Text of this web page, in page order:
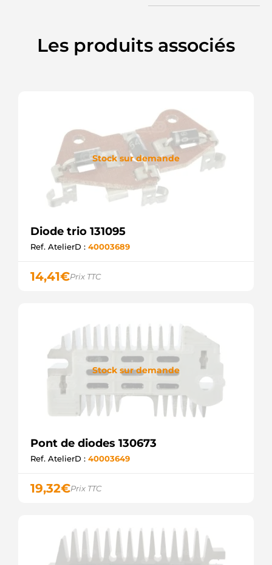
Les produits associés
Stock sur demande
Diode trio 131095
Ref. AtelierD : 40003689
14,41€Prix TTC
Stock sur demande
Pont de diodes 130673
Ref. AtelierD : 40003649
19,32€Prix TTC